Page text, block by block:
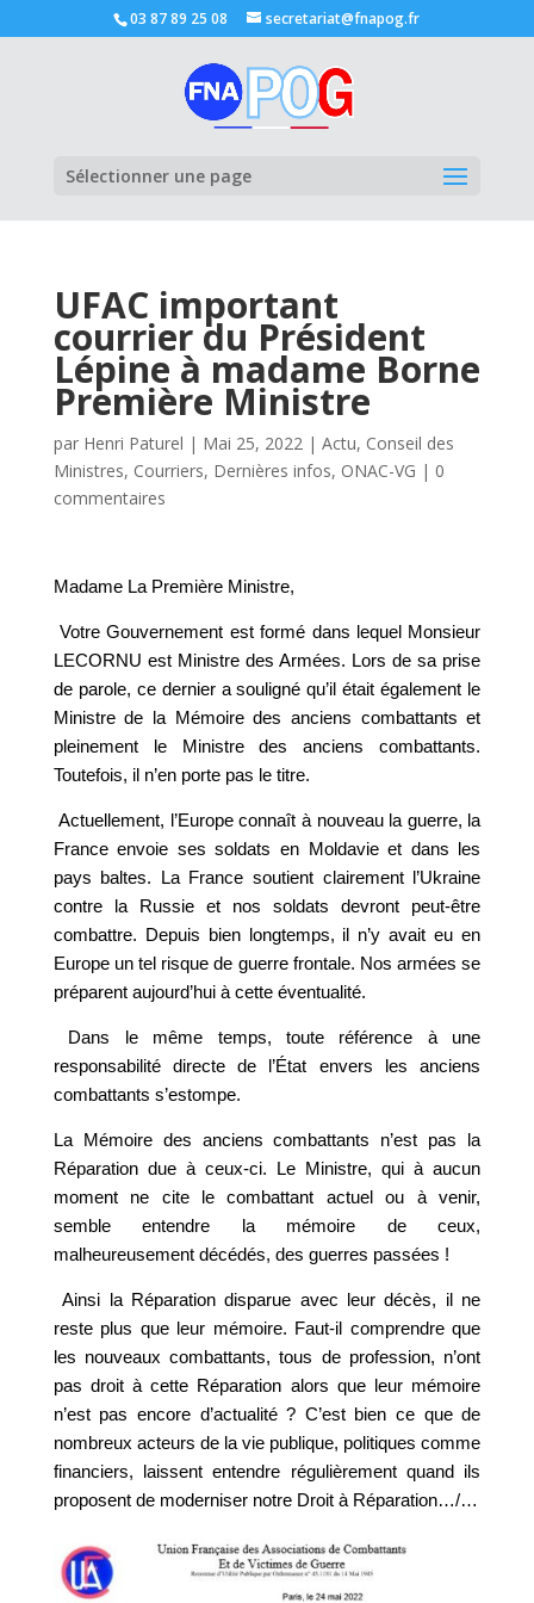
03 87 89 25 08 secretariat@fnapog.fr
Sélectionner une page
UFAC important
courrier du Président
Lépine à madame Borne
Première Ministre
par Henri Paturel | Mai 25, 2022| Actu, Conseil des
Ministres, Courriers, Dernières infos, ONAC-VG | 0
commentaires
Madame La Première Ministre,
Votre Gouvernement est formé dans lequel Monsieur
LECORNU est Ministre des Armées. Lors de sa prise
de parole, ce dernier a souligné qu’il était également le
Ministre de la Mémoire des anciens combattants et
pleinement le Ministre des anciens combattants.
Toutefois, il n’en porte pas le titre.
Actuellement, l’Europe connaît à nouveau la guerre, la
France envoie ses soldats en Moldavie et dans les
pays baltes. La France soutient clairement l’Ukraine
contre la Russie et nos soldats devront peut-être
combattre. Depuis bien longtemps, il n’y avait eu en
Europe un tel risque de guerre frontale. Nos armées se
préparent aujourd’hui à cette éventualité.
Dans le même temps, toute référence à une
responsabilité directe de l’État envers les anciens
combattants s’estompe.
La Mémoire des anciens combattants n’est pas la
Réparation due à ceux-ci. Le Ministre, qui à aucun
moment ne cite le combattant actuel ou à venir,
semble entendre la mémoire de ceux,
malheureusement décédés, des guerres passées !
Ainsi la Réparation disparue avec leur décès, il ne
reste plus que leur mémoire. Faut-il comprendre que
les nouveaux combattants, tous de profession, n’ont
pas droit à cette Réparation alors que leur mémoire
n’est pas encore d’actualité ? C’est bien ce que de
nombreux acteurs de la vie publique, politiques comme
financiers, laissent entendre régulièrement quand ils
proposent de moderniser notre Droit à Réparation…/…